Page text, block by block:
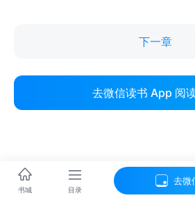
下一章
去微信读书 App 阅
书城 目录
去微